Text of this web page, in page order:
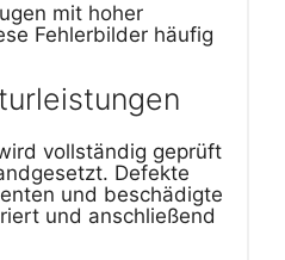
mit hoher
Fehlerbilder häufig
vollständig geprüft
Defekte
und beschädigte
und anschließend